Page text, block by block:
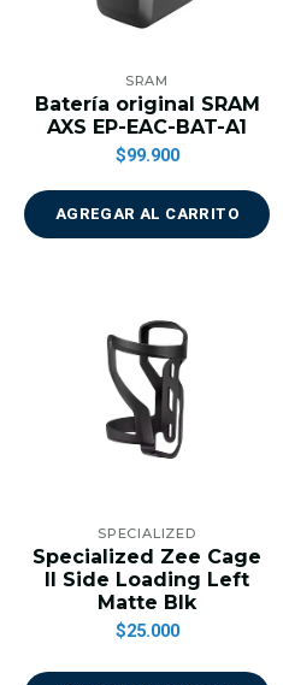
SRAM
Batería original SRAM
AXS EP-EAC-BAT-A1
$99.900
AGREGAR AL CARRITO
SPECIALIZED
Specialized Zee Cage
II Side Loading Left
Matte Blk
$25.000